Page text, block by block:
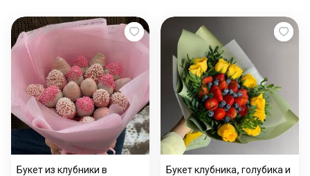
Букет из клубники в
Букет клубника, голубика и